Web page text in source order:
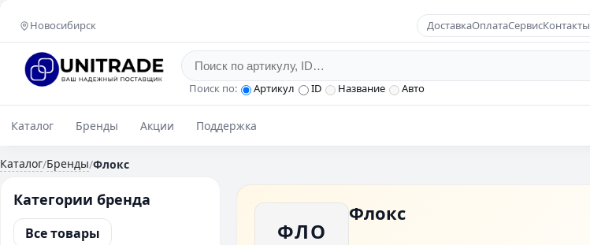
Новосибирск ДоставкаОплатаСервисКонтакты
Поиск по: Артикул ID Название Авто
Каталог Бренды Акции Поддержка
Каталог/Бренды/Флокс
Категории бренда
Все товары
ФЛО
Флокс